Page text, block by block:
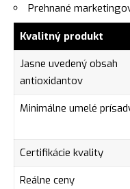
Prehnané
Kvalitný produkt
Jasne uvedený obsah
antioxidantov
Minimálne umelé
Certifikácie kvality
Reálne ceny